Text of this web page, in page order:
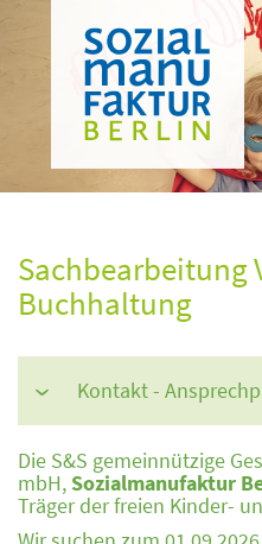
Sachbearbeitung
Buchhaltung
› Kontakt -
Die S&S gemeinnützige
mbH,Sozialmanufaktur
Träger der freien Kinder-